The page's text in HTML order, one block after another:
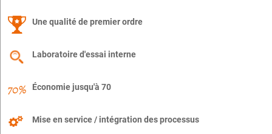
Une qualité de premier ordre
Laboratoire d'essai interne
Économie jusqu'à 70
Mise en service / intégration des processus